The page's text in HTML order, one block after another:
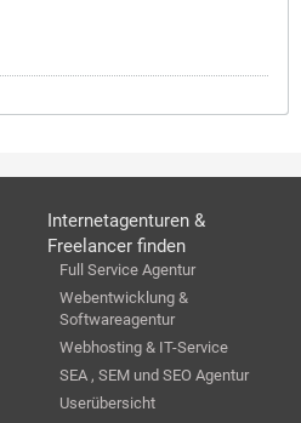
Internetagenturen &
Freelancer finden
Full Service Agentur
Webentwicklung &
Softwareagentur
Webhosting & IT-Service
SEA , SEM und SEO Agentur
Userübersicht